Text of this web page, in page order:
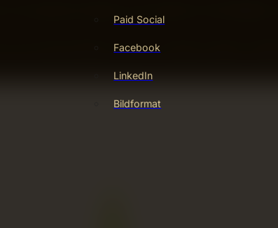
Paid Social
Facebook
LinkedIn
Bildformat
konsekvent design i alla material. Det förbättrar
kan ändra färger, texter och bilder snabbt.